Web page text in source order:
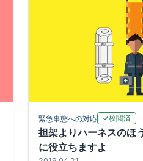
緊急事態への対応 校閲済
担架よりハーネスのほ
に役立ちますよ